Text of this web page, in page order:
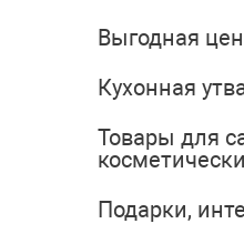
Выгодная
Кухонная
Товары для
Подарки,